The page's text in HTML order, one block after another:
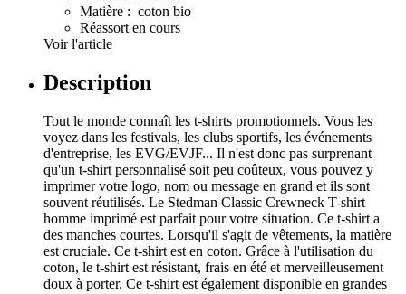
Matière : coton bio
Réassort en cours
Voir l'article
Description
Tout le monde connaît les t-shirts promotionnels. Vous les
voyez dans les festivals, les clubs sportifs, les événements
d'entreprise, les EVG/EVJF... Il n'est donc pas surprenant
qu'un t-shirt personnalisé soit peu coûteux, vous pouvez y
imprimer votre logo, nom ou message en grand et ils sont
souvent réutilisés. Le Stedman Classic Crewneck T-shirt
homme imprimé est parfait pour votre situation. Ce t-shirt a
des manches courtes. Lorsqu'il s'agit de vêtements, la matière
est cruciale. Ce t-shirt est en coton. Grâce à l'utilisation du
coton, le t-shirt est résistant, frais en été et merveilleusement
doux à porter. Ce t-shirt est également disponible en grandes